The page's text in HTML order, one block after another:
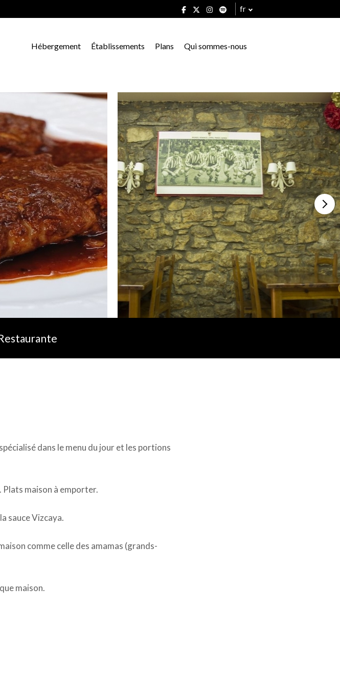
fr
Hébergement Établissements Plans Qui sommes-nous
dans le menu du jour et les portions
Plats maison à emporter.
sauce Vizcaya.
comme celle des amamas (grands-
maison.